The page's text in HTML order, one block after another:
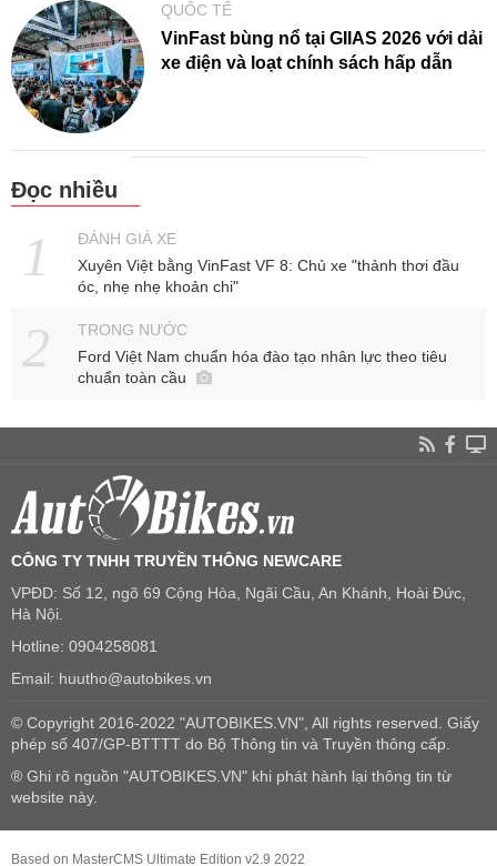
QUỐC TẾ
VinFast bùng nổ tại GIIAS 2026 với dải
xe điện và loạt chính sách hấp dẫn
Đọc nhiều
ĐÁNH GIÁ XE
Xuyên Việt bằng VinFast VF 8: Chủ xe "thảnh thơi đầu
óc, nhẹ nhẹ khoản chi"
TRONG NƯỚC
Ford Việt Nam chuẩn hóa đào tạo nhân lực theo tiêu
chuẩn toàn cầu
CÔNG TY TNHH TRUYỀN THÔNG NEWCARE
VPĐD: Số 12, ngõ 69 Cộng Hòa, Ngãi Cầu, An Khánh, Hoài Đức,
Hà Nội.
Hotline: 0904258081
Email: huutho@autobikes.vn
© Copyright 2016-2022 "AUTOBIKES.VN", All rights reserved. Giấy
phép số 407/GP-BTTTT do Bộ Thông tin và Truyền thông cấp.
® Ghi rõ nguồn "AUTOBIKES.VN" khi phát hành lại thông tin từ
website này.
Based on MasterCMS Ultimate Edition v2.9 2022